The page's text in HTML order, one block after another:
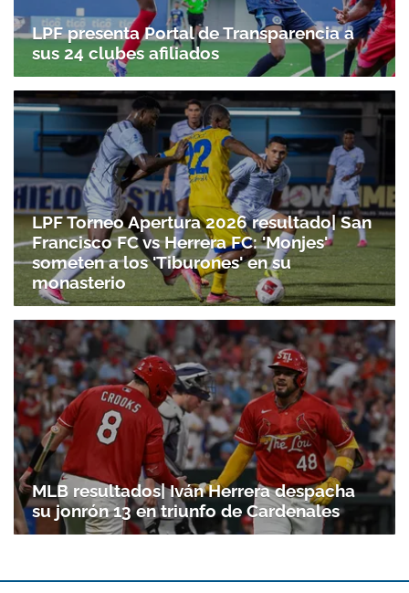
LPF presenta Portal de Transparencia a
sus 24 clubes afiliados
LPF Torneo Apertura 2026 resultado| San
Francisco FC vs Herrera FC: 'Monjes'
someten a los 'Tiburones' en su
monasterio
MLB resultados| Iván Herrera despacha
su jonrón 13 en triunfo de Cardenales